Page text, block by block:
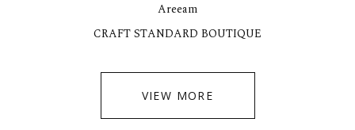
Areeam
CRAFT STANDARD BOUTIQUE
VIEW MORE